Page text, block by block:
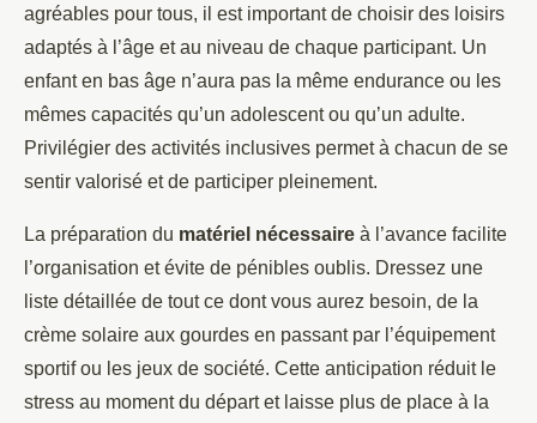
agréables pour tous, il est important de choisir des loisirs
adaptés à l’âge et au niveau de chaque participant. Un
enfant en bas âge n’aura pas la même endurance ou les
mêmes capacités qu’un adolescent ou qu’un adulte.
Privilégier des activités inclusives permet à chacun de se
sentir valorisé et de participer pleinement.
La préparation du matériel nécessaire à l’avance facilite
l’organisation et évite de pénibles oublis. Dressez une
liste détaillée de tout ce dont vous aurez besoin, de la
crème solaire aux gourdes en passant par l’équipement
sportif ou les jeux de société. Cette anticipation réduit le
stress au moment du départ et laisse plus de place à la